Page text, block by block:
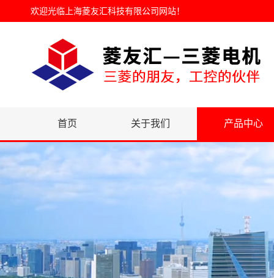
欢迎光临 上海菱友汇科技有限公司网站！
首页 关于我们 产品中心